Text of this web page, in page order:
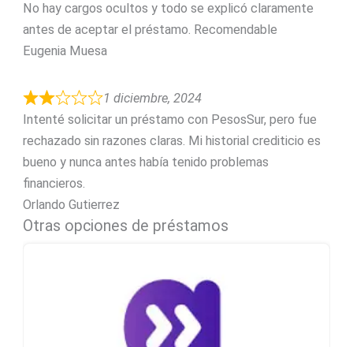
No hay cargos ocultos y todo se explicó claramente
antes de aceptar el préstamo. Recomendable
Eugenia Muesa
1 diciembre, 2024
Intenté solicitar un préstamo con PesosSur, pero fue
rechazado sin razones claras. Mi historial crediticio es
bueno y nunca antes había tenido problemas
financieros.
Orlando Gutierrez
Otras opciones de préstamos